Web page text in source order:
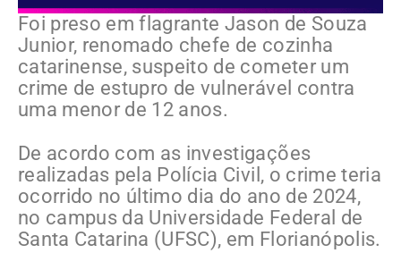
Foi preso em flagrante Jason de Souza
Junior, renomado chefe de cozinha
catarinense, suspeito de cometer um
crime de estupro de vulnerável contra
uma menor de 12 anos.
De acordo com as investigações
realizadas pela Polícia Civil, o crime teria
ocorrido no último dia do ano de 2024,
no campus da Universidade Federal de
Santa Catarina (UFSC), em Florianópolis.